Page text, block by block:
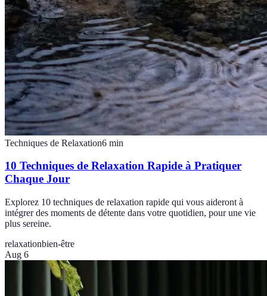
Techniques de Relaxation6 min
10 Techniques de Relaxation Rapide à Pratiquer
Chaque Jour
Explorez 10 techniques de relaxation rapide qui vous aideront à
intégrer des moments de détente dans votre quotidien, pour une vie
plus sereine.
relaxationbien-être
Aug 6